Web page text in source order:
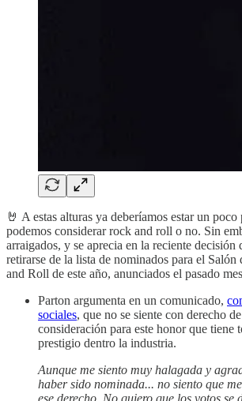
🤘 A estas alturas ya deberíamos estar un
podemos considerar rock and roll o no. Sin
arraigados, y se aprecia en la reciente decisión
retirarse de la lista de nominados para el
and Roll de este año, anunciados el pasado
Parton argumenta en un comunicado,
sociales, que no se siente con derecho
consideración para este honor que tiene
prestigio dentro la industria.
Aunque me siento muy halagada y
haber sido nominada... no siento que
ese derecho. No quiero que los votos se